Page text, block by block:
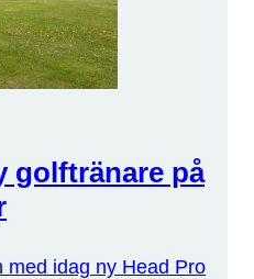
golftränare på
med idag ny Head Pro